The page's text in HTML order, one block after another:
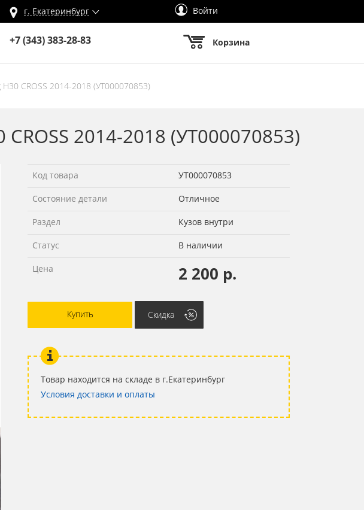
г. Екатеринбург Войти
+7 (343) 383-28-83 Корзина
CROSS 2014-2018 (УТ000070853)
2014-2018 (УТ000070853)
Код товара УТ000070853
Состояние детали Отличное
Раздел Кузов внутри
Статус В наличии
Цена 2 200 р.
Купить Скидка
Товар находится на складе в г.Екатеринбург
Условия доставки и оплаты